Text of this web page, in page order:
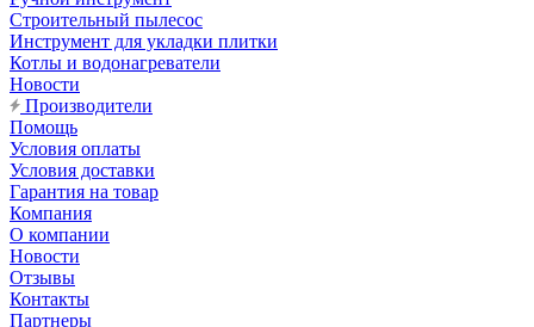
Строительный пылесос
Инструмент для укладки плитки
Котлы и водонагреватели
Новости
Производители
Помощь
Условия оплаты
Условия доставки
Гарантия на товар
Компания
О компании
Новости
Отзывы
Контакты
Партнеры